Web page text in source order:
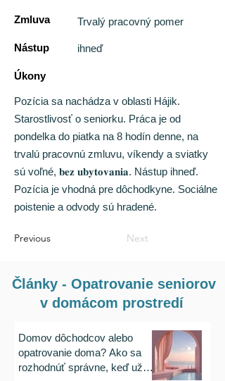
Zmluva Trvalý pracovný pomer
Nástup ihneď
Úkony
Pozícia sa nachádza v oblasti Hájik.
Starostlivosť o seniorku. Práca je od
pondelka do piatka na 8 hodín denne, na
trvalú pracovnú zmluvu, víkendy a sviatky
sú voľné, 𝐛𝐞𝐳 𝐮𝐛𝐲𝐭𝐨𝐯𝐚𝐧𝐢𝐚. Nástup ihneď.
Pozícia je vhodná pre dôchodkyne. Sociálne
poistenie a odvody sú hradené.
Previous Next
Články - Opatrovanie seniorov
v domácom prostredí
Domov dôchodcov alebo
opatrovanie doma? Ako sa
rozhodnúť správne, keď už